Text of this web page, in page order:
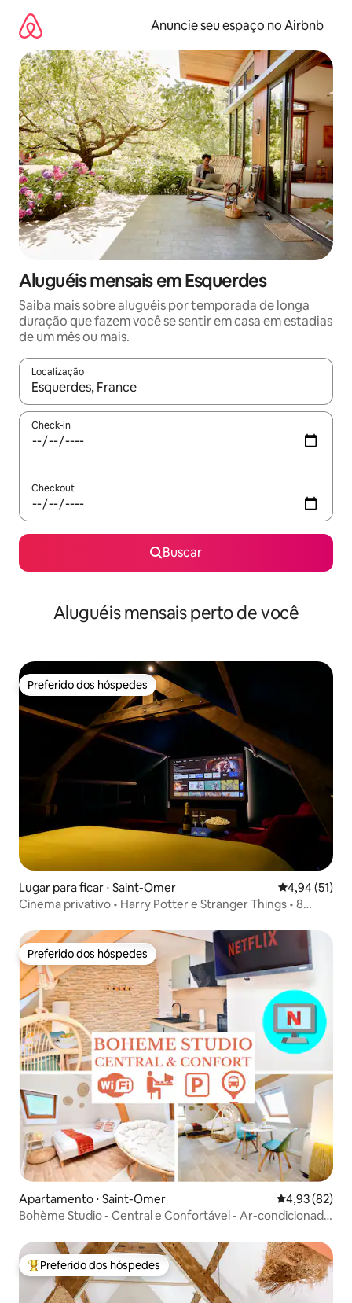
para
conteúdo
Anuncie seu espaço no Airbnb
Aluguéis mensais em Esquerdes
Saiba mais sobre aluguéis por temporada de longa
duração que fazem você se sentir em casa em estadias
de um mês ou mais.
Localização
Quando os resultados estiverem disponíveis, explore-os
Check-in
Checkout
Buscar
Aluguéis mensais perto de você
Preferido dos hóspedes
Preferido dos hóspedes
Lugar para ficar ⋅ Saint-Omer 4,94 de uma
4,94 (51)
Cinema privativo • Harry Potter e Stranger Things • 8
Preferido dos hóspedes
Preferido dos hóspedes
Apartamento ⋅ Saint-Omer 4,93 de uma
4,93 (82)
Bohème Studio - Central e Confortável - Ar-condicionado
Entre os melhores preferidos dos hóspedes
Preferido dos hóspedes